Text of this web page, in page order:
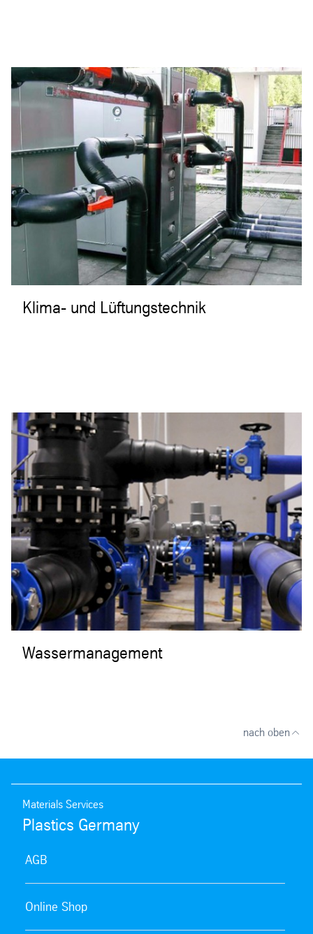
Klima- und Lüftungstechnik
Wassermanagement
nach oben
Materials Services
Plastics Germany
AGB
Online Shop